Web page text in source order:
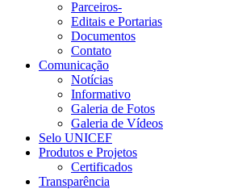
Parceiros-
Editais e Portarias
Documentos
Contato
Comunicação
Notícias
Informativo
Galeria de Fotos
Galeria de Vídeos
Selo UNICEF
Produtos e Projetos
Certificados
Transparência